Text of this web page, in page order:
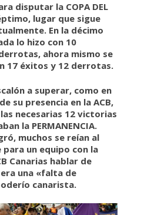
disputar la COPA DEL
lugar que sigue
En la décimo
lo hizo con 10
ahora mismo se
17 éxitos y 12 derrotas.
a superar, como en
su presencia en la ACB,
necesarias 12 victorias
la PERMANENCIA.
muchos se reían al
un equipo con la
Canarias hablar de
una «falta de
canarista.